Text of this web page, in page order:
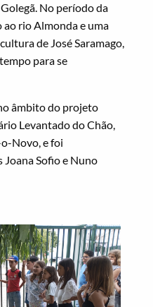
No período da
rio Almonda e uma
de José Saramago,
para se
âmbito do projeto
Levantado do Chão,
Novo, e foi
Joana Sofio e Nuno